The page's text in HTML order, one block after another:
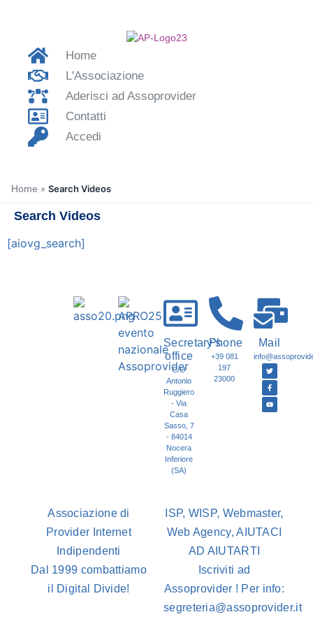
Home
L'Associazione
Aderisci ad Assoprovider
Contatti
Accedi
Home » Search Videos
Search Videos
[aiovg_search]
Secretary's
office
C/O
Antonio
Ruggiero
- Via
Casa
Sasso, 7
- 84014
Nocera
Inferiore
(SA)
Phone
+39 081
197
23000
Mail
Associazione di
Provider Internet
Indipendenti
Dal 1999 combattiamo
il Digital Divide!
ISP, WISP, Webmaster,
Web Agency, AIUTACI
AD AIUTARTI
Iscriviti ad
Assoprovider ! Per info:
segreteria@assoprovider.it